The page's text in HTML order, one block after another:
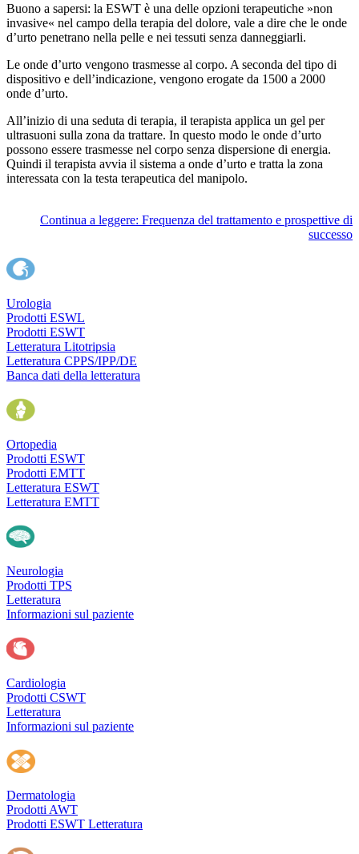
Buono a sapersi: la ESWT è una delle opzioni terapeutiche »non
invasive« nel campo della terapia del dolore, vale a dire che le onde
d’urto penetrano nella pelle e nei tessuti senza danneggiarli.
Le onde d’urto vengono trasmesse al corpo. A seconda del tipo di
dispositivo e dell’indicazione, vengono erogate da 1500 a 2000
onde d’urto.
All’inizio di una seduta di terapia, il terapista applica un gel per
ultrasuoni sulla zona da trattare. In questo modo le onde d’urto
possono essere trasmesse nel corpo senza dispersione di energia.
Quindi il terapista avvia il sistema a onde d’urto e tratta la zona
interessata con la testa terapeutica del manipolo.
Continua a leggere: Frequenza del trattamento e prospettive di
successo
Urologia
Prodotti ESWL
Prodotti ESWT
Letteratura Litotripsia
Letteratura CPPS/IPP/DE
Banca dati della letteratura
Ortopedia
Prodotti ESWT
Prodotti EMTT
Letteratura ESWT
Letteratura EMTT
Neurologia
Prodotti TPS
Letteratura
Informazioni sul paziente
Cardiologia
Prodotti CSWT
Letteratura
Informazioni sul paziente
Dermatologia
Prodotti AWT
Prodotti ESWT Letteratura